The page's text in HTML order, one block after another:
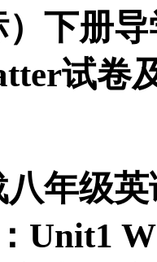
）下册
试卷
年级
Unit1